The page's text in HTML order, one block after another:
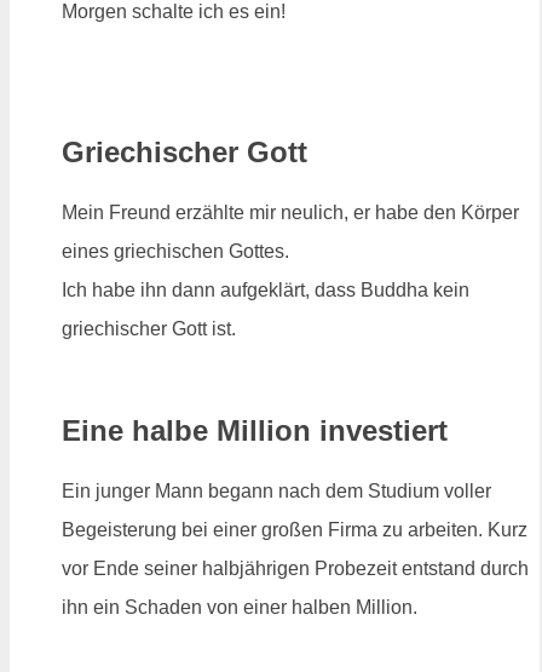
Morgen schalte ich es ein!
Griechischer Gott
Mein Freund erzählte mir neulich, er habe den Körper
eines griechischen Gottes.
Ich habe ihn dann aufgeklärt, dass Buddha kein
griechischer Gott ist.
Eine halbe Million investiert
Ein junger Mann begann nach dem Studium voller
Begeisterung bei einer großen Firma zu arbeiten. Kurz
vor Ende seiner halbjährigen Probezeit entstand durch
ihn ein Schaden von einer halben Million.